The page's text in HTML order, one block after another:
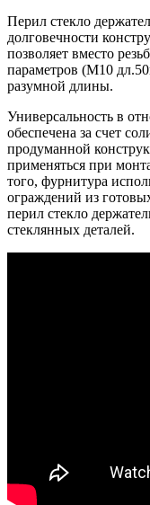
Перил стекло
долговечности
позволяет вместо
параметров (М10
разумной длины.
Универсальность в
обеспечена за счет
продуманной
применяться при
того, фурнитура
ограждений из
перил стекло
стеклянных деталей.